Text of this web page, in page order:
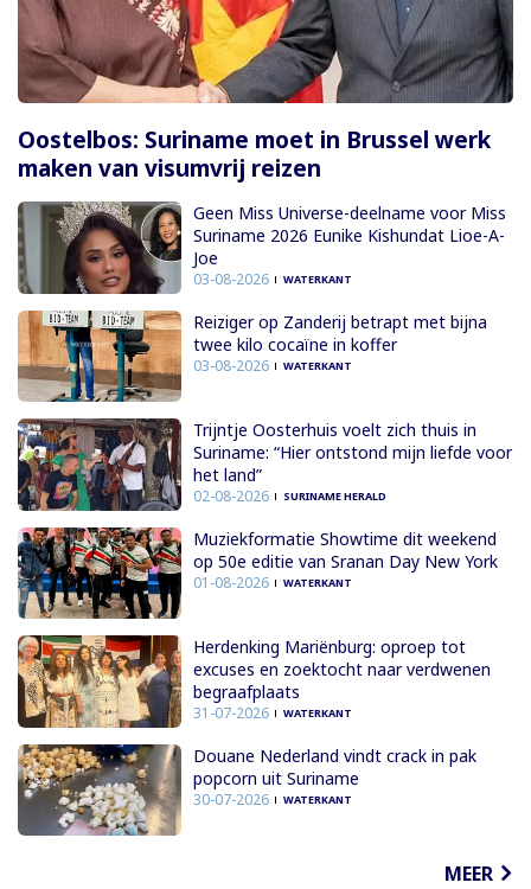
Oostelbos: Suriname moet in Brussel werk
maken van visumvrij reizen
Geen Miss Universe-deelname voor Miss
Suriname 2026 Eunike Kishundat Lioe-A-
Joe
03-08-2026 WATERKANT
Reiziger op Zanderij betrapt met bijna
twee kilo cocaïne in koffer
03-08-2026 WATERKANT
Trijntje Oosterhuis voelt zich thuis in
Suriname: “Hier ontstond mijn liefde voor
het land”
02-08-2026 SURINAME HERALD
Muziekformatie Showtime dit weekend
op 50e editie van Sranan Day New York
01-08-2026 WATERKANT
Herdenking Mariënburg: oproep tot
excuses en zoektocht naar verdwenen
begraafplaats
31-07-2026 WATERKANT
Douane Nederland vindt crack in pak
popcorn uit Suriname
30-07-2026 WATERKANT
MEER